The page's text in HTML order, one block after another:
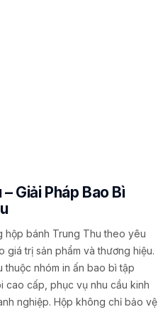
Giải Pháp Bao Bì
hộp bánh Trung Thu theo yêu
trị sản phẩm và thương hiệu.
thuộc nhóm in ấn bao bì tập
cấp, phục vụ nhu cầu kinh
nghiệp. Hộp không chỉ bảo vệ